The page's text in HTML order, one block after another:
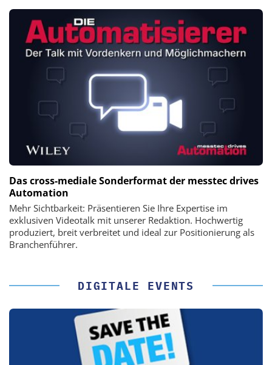
Das cross-mediale Sonderformat der messtec drives
Automation
Mehr Sichtbarkeit: Präsentieren Sie Ihre Expertise im
exklusiven Videotalk mit unserer Redaktion. Hochwertig
produziert, breit verbreitet und ideal zur Positionierung als
Branchenführer.
DIGITALE EVENTS